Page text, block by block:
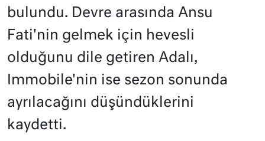
bulundu. Devre arasında Ansu
Fati'nin gelmek için hevesli
olduğunu dile getiren Adalı,
Immobile'nin ise sezon sonunda
ayrılacağını düşündüklerini
kaydetti.